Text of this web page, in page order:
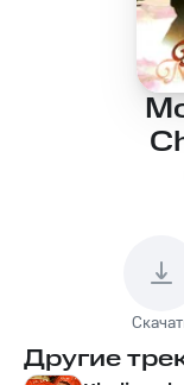
Другие